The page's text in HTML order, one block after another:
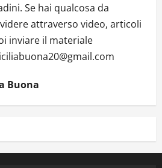
Se hai qualcosa da
attraverso video, articoli
inviare il materiale
Buona